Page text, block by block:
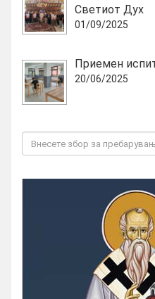
Светиот Дух
01/09/2025
Приемен
20/06/2025